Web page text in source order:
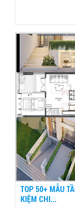
TOP 50+ MẪU
KIỆM CHI...